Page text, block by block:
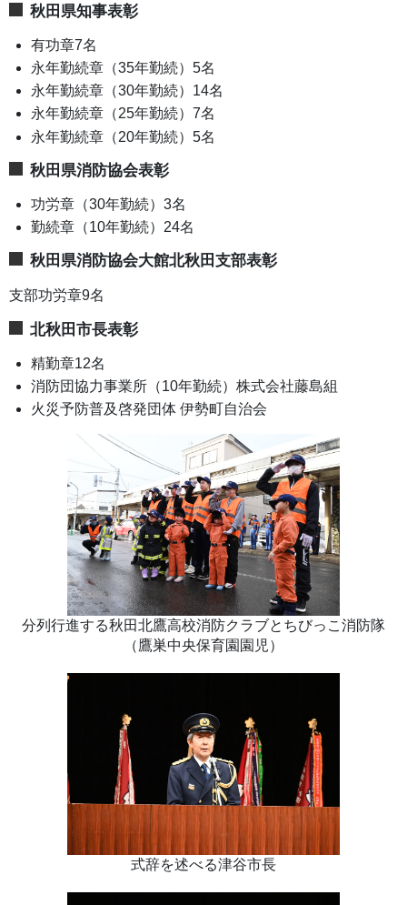
秋田県知事表彰
有功章7名
永年勤続章（35年勤続）5名
永年勤続章（30年勤続）14名
永年勤続章（25年勤続）7名
永年勤続章（20年勤続）5名
秋田県消防協会表彰
功労章（30年勤続）3名
勤続章（10年勤続）24名
秋田県消防協会大館北秋田支部表彰
支部功労章9名
北秋田市長表彰
精勤章12名
消防団協力事業所（10年勤続）株式会社藤島組
火災予防普及啓発団体 伊勢町自治会
分列行進する秋田北鷹高校消防クラブとちびっこ消防隊
（鷹巣中央保育園園児）
式辞を述べる津谷市長